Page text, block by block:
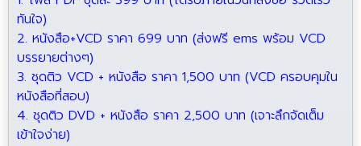
ทันใจ)
2. หนังสือ+VCD ราคา 699 บาท (ส่งฟรี ems พร้อม VCD
บรรยายต่างๆ)
3. ชุดติว VCD + หนังสือ ราคา 1,500 บาท (VCD ครอบคุมใน
หนังสือที่สอบ)
4. ชุดติว DVD + หนังสือ ราคา 2,500 บาท (เจาะลึกจัดเต็ม
เข้าใจง่าย)